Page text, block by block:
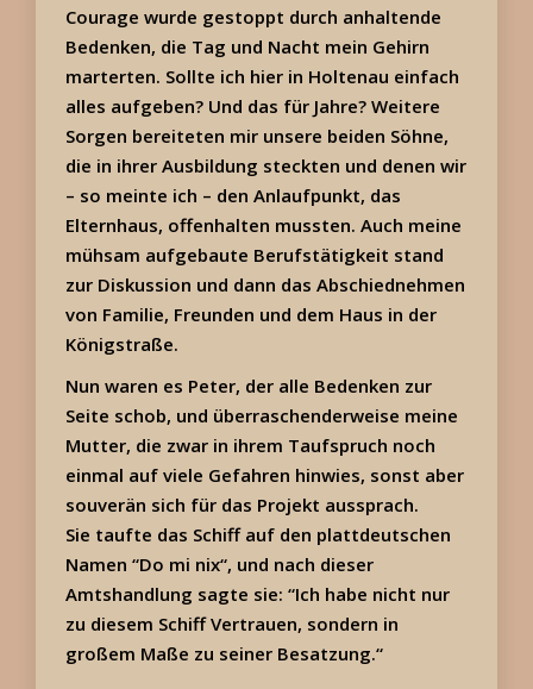
Courage wurde gestoppt durch anhaltende
Bedenken, die Tag und Nacht mein Gehirn
marterten. Sollte ich hier in Holtenau einfach
alles aufgeben? Und das für Jahre? Weitere
Sorgen bereiteten mir unsere beiden Söhne,
die in ihrer Ausbildung steckten und denen wir
– so meinte ich – den Anlaufpunkt, das
Elternhaus, offenhalten mussten. Auch meine
mühsam aufgebaute Berufstätigkeit stand
zur Diskussion und dann das Abschiednehmen
von Familie, Freunden und dem Haus in der
Königstraße.
Nun waren es Peter, der alle Bedenken zur
Seite schob, und überraschenderweise meine
Mutter, die zwar in ihrem Taufspruch noch
einmal auf viele Gefahren hinwies, sonst aber
souverän sich für das Projekt aussprach.
Sie taufte das Schiff auf den plattdeutschen
Namen “Do mi nix“, und nach dieser
Amtshandlung sagte sie: “Ich habe nicht nur
zu diesem Schiff Vertrauen, sondern in
großem Maße zu seiner Besatzung.“